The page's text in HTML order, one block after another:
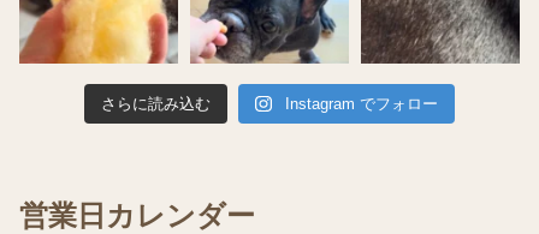
さらに読み込む Instagram でフォロー
営業日カレンダー